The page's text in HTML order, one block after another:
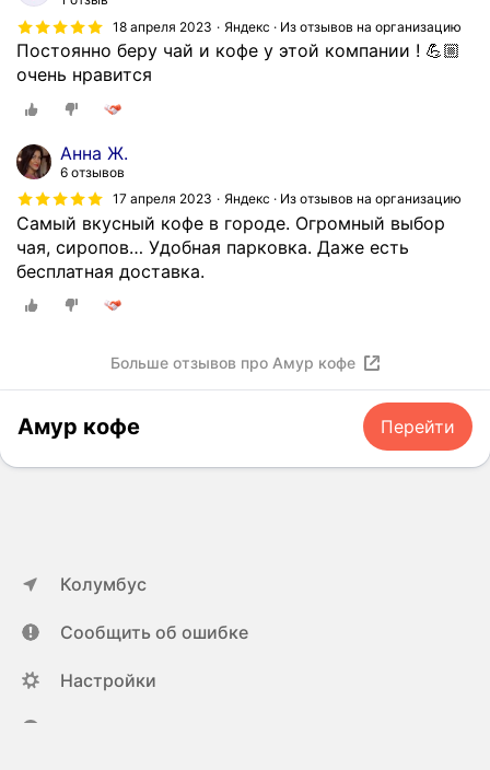
18 апреля 2023
Яндекс · Из отзывов на организацию
Постоянно беру чай и кофе у этой компании ! 💪🏼
очень нравится
Анна Ж.
6 отзывов
17 апреля 2023
Яндекс · Из отзывов на организацию
Самый вкусный кофе в городе. Огромный выбор
чая, сиропов… Удобная парковка. Даже есть
бесплатная доставка.
Больше отзывов про Амур кофе
Амур кофе Перейти
Колумбус
Сообщить об ошибке
Настройки